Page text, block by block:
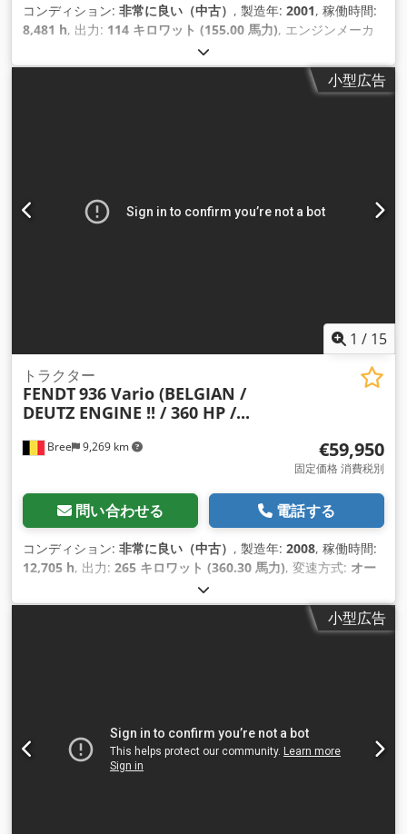
コンディション: 非常に良い（中古） , 製造年: 2001, 稼働時間:
8,481 h, 出力: 114 キロワット (155.00 馬力), エンジンメーカ
ディーゼル
その他, 装備:エアコン,
小型広告
1 / 15
Bree 9,269 km
トラクター
FENDT936 Vario (BELGIAN /
DEUTZ ENGINE !! / 360 HP /...
€59,950
固定価格 消費税別
問い合わせる 電話する
コンディション: 非常に良い（中古） , 製造年: 2008, 稼働時間:
12,705 h, 出力: 265 キロワット (360.30 馬力), 変速方式: オー
ディーゼル
の他, 装備:エアコン,
小型広告